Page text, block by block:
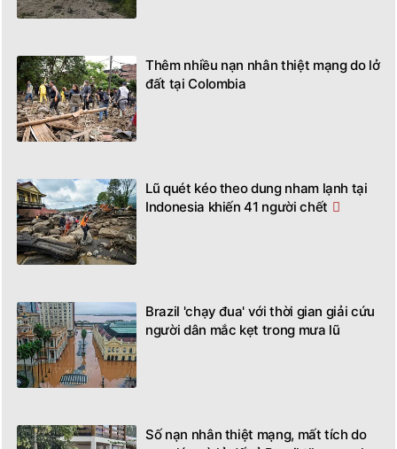
Thêm nhiều nạn nhân thiệt mạng do lở
đất tại Colombia
Lũ quét kéo theo dung nham lạnh tại
Indonesia khiến 41 người chết
Brazil 'chạy đua' với thời gian giải cứu
người dân mắc kẹt trong mưa lũ
Số nạn nhân thiệt mạng, mất tích do